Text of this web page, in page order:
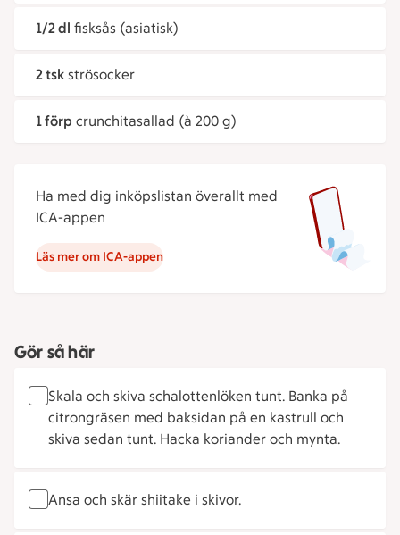
1/2 dl fisksås (asiatisk)
2 tsk strösocker
1 förp crunchitasallad (à 200 g)
Ha med dig inköpslistan överallt med
ICA-appen
Läs mer om ICA-appen
Gör så här
Skala och skiva schalottenlöken tunt. Banka på
citrongräsen med baksidan på en kastrull och
skiva sedan tunt. Hacka koriander och mynta.
Ansa och skär shiitake i skivor.